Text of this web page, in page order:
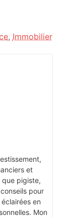
, Immobilier
et
que pigiste,
pour
en
Mon